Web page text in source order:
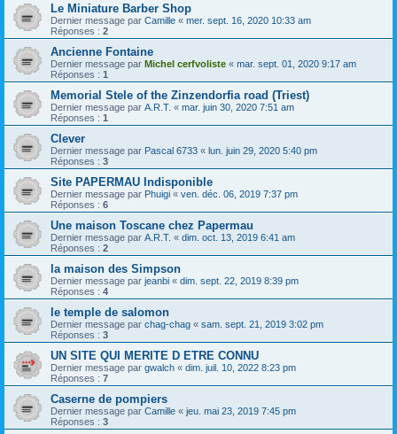
Le Miniature Barber Shop
Dernier message par Camille « mer. sept. 16, 2020 10:33 am
Réponses : 2
Ancienne Fontaine
Dernier message par Michel cerfvoliste « mar. sept. 01, 2020 9:17 am
Réponses : 1
Memorial Stele of the Zinzendorfia road (Triest)
Dernier message par A.R.T. « mar. juin 30, 2020 7:51 am
Réponses : 1
Clever
Dernier message par Pascal 6733 « lun. juin 29, 2020 5:40 pm
Réponses : 3
Site PAPERMAU Indisponible
Dernier message par Phuigi « ven. déc. 06, 2019 7:37 pm
Réponses : 6
Une maison Toscane chez Papermau
Dernier message par A.R.T. « dim. oct. 13, 2019 6:41 am
Réponses : 2
la maison des Simpson
Dernier message par jeanbi « dim. sept. 22, 2019 8:39 pm
Réponses : 4
le temple de salomon
Dernier message par chag-chag « sam. sept. 21, 2019 3:02 pm
Réponses : 3
UN SITE QUI MERITE D ETRE CONNU
Dernier message par gwalch « dim. juil. 10, 2022 8:23 pm
Réponses : 7
Caserne de pompiers
Dernier message par Camille « jeu. mai 23, 2019 7:45 pm
Réponses : 3